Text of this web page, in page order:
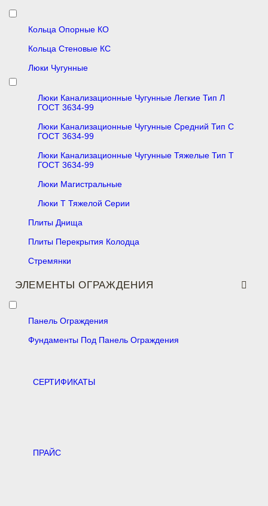
Кольца Опорные КО
Кольца Стеновые КС
Люки Чугунные
Люки Канализационные Чугунные Легкие Тип Л
ГОСТ 3634-99
Люки Канализационные Чугунные Средний Тип С
ГОСТ 3634-99
Люки Канализационные Чугунные Тяжелые Тип Т
ГОСТ 3634-99
Люки Магистральные
Люки Т Тяжелой Серии
Плиты Днища
Плиты Перекрытия Колодца
Стремянки
ЭЛЕМЕНТЫ ОГРАЖДЕНИЯ
Панель Ограждения
Фундаменты Под Панель Ограждения
CЕРТИФИКАТЫ
ПРАЙС